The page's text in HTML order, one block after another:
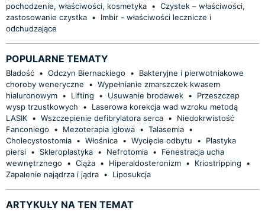
pochodzenie, właściwości, kosmetyka • Czystek – właściwości,
zastosowanie czystka •
Imbir - właściwości lecznicze i
odchudzające
POPULARNE TEMATY
Bladość • Odczyn Biernackiego •
Bakteryjne i pierwotniakowe
choroby weneryczne
• Wypełnianie zmarszczek kwasem
hialuronowym • Lifting • Usuwanie brodawek •
Przeszczep
wysp trzustkowych
•
Laserowa korekcja wad wzroku metodą
LASIK • Wszczepienie defibrylatora serca •
Niedokrwistość
Fanconiego
• Mezoterapia igłowa • Talasemia •
Cholecystostomia • Włośnica • Wycięcie odbytu •
Plastyka
piersi • Skleroplastyka • Nefrotomia •
Fenestracja ucha
wewnętrznego
• Ciąża • Hiperaldosteronizm • Kriostripping
•
Zapalenie najądrza i jądra • Liposukcja
ARTYKUŁY NA TEN TEMAT